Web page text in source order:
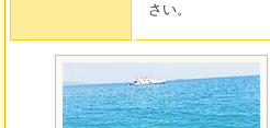
さい。